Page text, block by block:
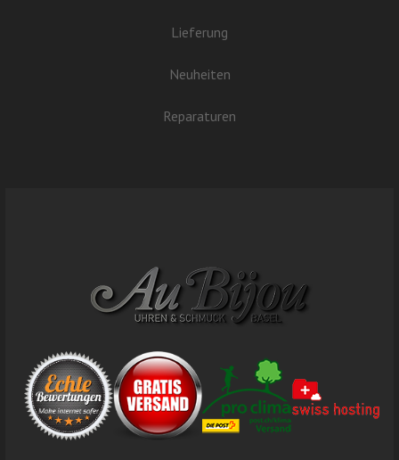
Lieferung
Neuheiten
Reparaturen